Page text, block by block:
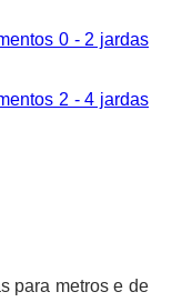
0 - 2 jardas
2 - 4 jardas
para metros e de